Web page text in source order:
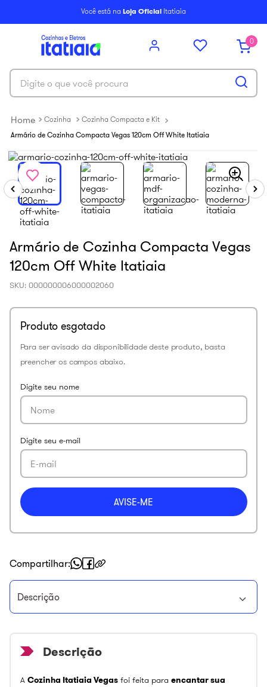
Você está na Loja Oficial Itatiaia
0
Digite o que você procura
Cozinha
Cozinha Compacta e Kit
Armário de Cozinha Compacta Vegas 120cm Off White Itatiaia
Armário de Cozinha Compacta Vegas
120cm Off White Itatiaia
SKU: 000000006000002060
Compartilhar
Descrição
A Cozinha Itatiaia Vegas foi feita para encantar sua
balcão itatiaia
new premium
9º
armário cozinha
renova